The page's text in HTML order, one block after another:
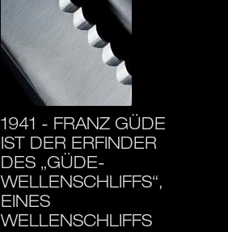
1941 - FRANZ GÜDE
IST DER ERFINDER
DES „GÜDE-
WELLENSCHLIFFS“,
EINES
WELLENSCHLIFFS